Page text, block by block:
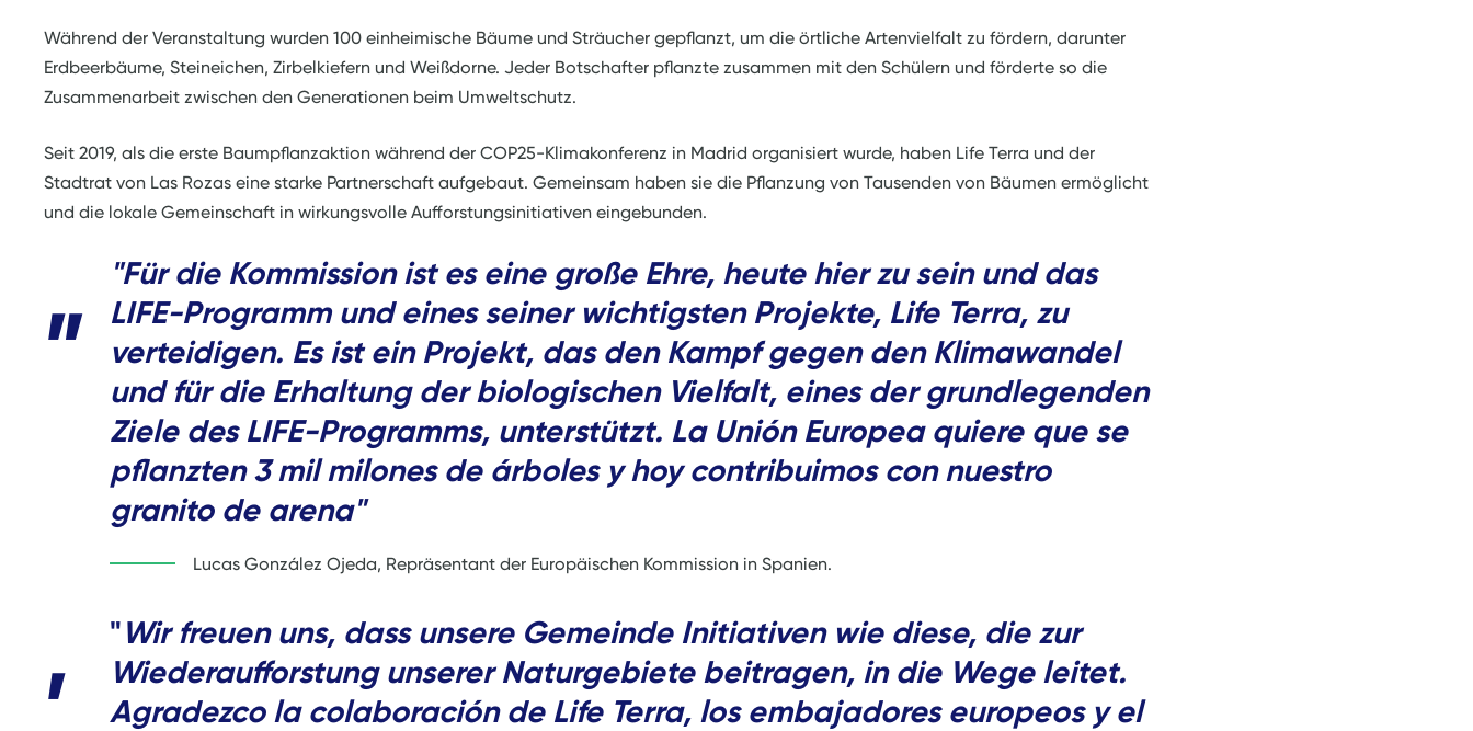
Während der Veranstaltung wurden 100 einheimische Bäume und Sträucher gepflanzt, um die örtliche Artenvielfalt zu fördern, darunter
Erdbeerbäume, Steineichen, Zirbelkiefern und Weißdorne. Jeder Botschafter pflanzte zusammen mit den Schülern und förderte so die
Zusammenarbeit zwischen den Generationen beim Umweltschutz.
Seit 2019, als die erste Baumpflanzaktion während der COP25-Klimakonferenz in Madrid organisiert wurde, haben Life Terra und der
Stadtrat von Las Rozas eine starke Partnerschaft aufgebaut. Gemeinsam haben sie die Pflanzung von Tausenden von Bäumen ermöglicht
und die lokale Gemeinschaft in wirkungsvolle Aufforstungsinitiativen eingebunden.
"Für die Kommission ist es eine große Ehre, heute hier zu sein und das
LIFE-Programm und eines seiner wichtigsten Projekte, Life Terra, zu
verteidigen. Es ist ein Projekt, das den Kampf gegen den Klimawandel
und für die Erhaltung der biologischen Vielfalt, eines der grundlegenden
Ziele des LIFE-Programms, unterstützt. La Unión Europea quiere que se
pflanzten 3 mil milones de árboles y hoy contribuimos con nuestro
granito de arena"
Lucas González Ojeda, Repräsentant der Europäischen Kommission in Spanien.
"Wir freuen uns, dass unsere Gemeinde Initiativen wie diese, die zur
Wiederaufforstung unserer Naturgebiete beitragen, in die Wege leitet.
Agradezco la colaboración de Life Terra, los embajadores europeos y el